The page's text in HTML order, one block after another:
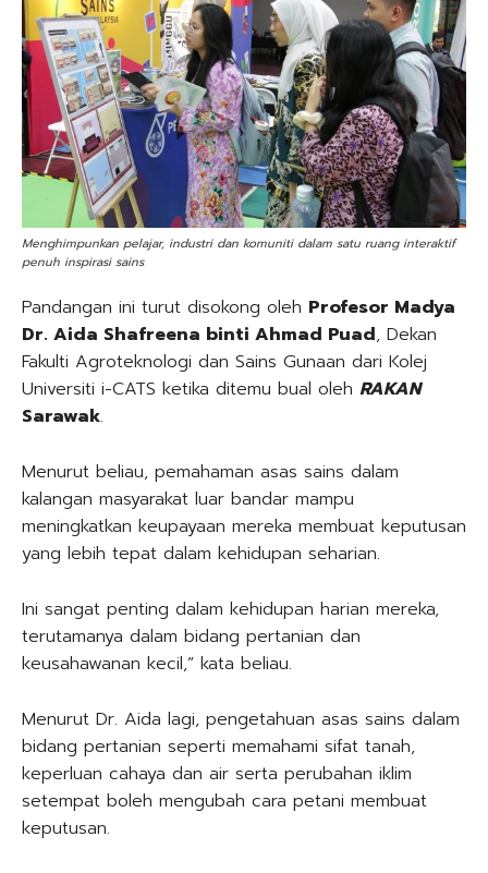
Menghimpunkan pelajar, industri dan komuniti dalam satu ruang interaktif
penuh inspirasi sains
Pandangan ini turut disokong oleh Profesor Madya
Dr. Aida Shafreena binti Ahmad Puad, Dekan
Fakulti Agroteknologi dan Sains Gunaan dari Kolej
Universiti i-CATS ketika ditemu bual oleh RAKAN
Sarawak.
Menurut beliau, pemahaman asas sains dalam
kalangan masyarakat luar bandar mampu
meningkatkan keupayaan mereka membuat keputusan
yang lebih tepat dalam kehidupan seharian.
Ini sangat penting dalam kehidupan harian mereka,
terutamanya dalam bidang pertanian dan
keusahawanan kecil,” kata beliau.
Menurut Dr. Aida lagi, pengetahuan asas sains dalam
bidang pertanian seperti memahami sifat tanah,
keperluan cahaya dan air serta perubahan iklim
setempat boleh mengubah cara petani membuat
keputusan.